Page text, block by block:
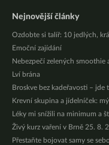
Nejnovější články
Ozdobte si talíř: 10 jedlých,
Emoční zajídání
Nebezpečí zelených smoothie
Lví brána
Broskve bez kadeřavosti – jde
Krevní skupina a jídelníček:
Léky mi snížili na minimum a
Živý kurz vaření v Brně 25. 8.
Přestaňte bojovat samy se